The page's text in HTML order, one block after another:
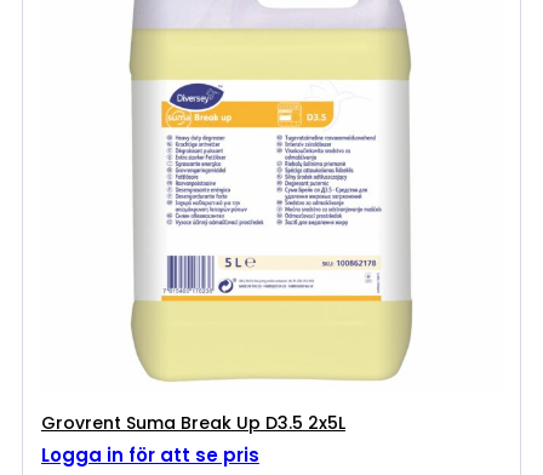
Grovrent Suma Break Up D3.5 2x5L
Logga in för att se pris